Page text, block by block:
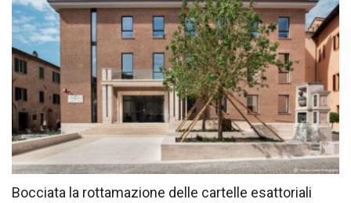
Bocciata la rottamazione delle cartelle esattoriali